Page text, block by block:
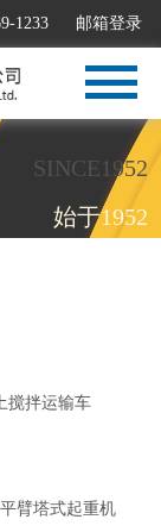
1233 邮箱登录
SINCE1952
始于1952
搅拌运输车
臂塔式起重机